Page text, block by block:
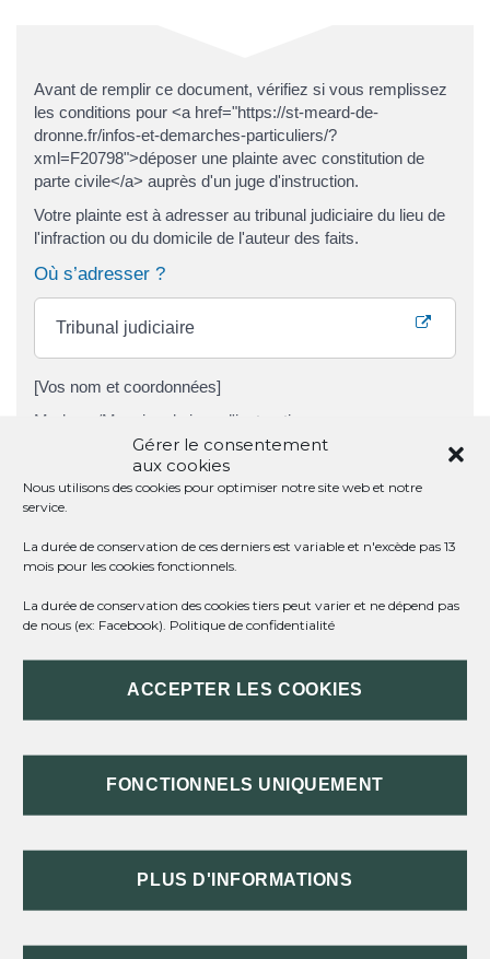
Gérer le consentement
aux cookies
Nous utilisons des cookies pour optimiser notre site web et notre
service.
La durée de conservation de ces derniers est variable et n'excède pas 13
mois pour les cookies fonctionnels.
La durée de conservation des cookies tiers peut varier et ne dépend pas
de nous (ex: Facebook). Politique de confidentialité
ACCEPTER LES COOKIES
FONCTIONNELS UNIQUEMENT
PLUS D'INFORMATIONS
Avant de remplir ce document, vérifiez si vous remplissez
les conditions pour <a href="https://st-meard-de-
dronne.fr/infos-et-demarches-particuliers/?
xml=F20798">déposer une plainte avec constitution de
parte civile</a> auprès d'un juge d'instruction.
Votre plainte est à adresser au tribunal judiciaire du lieu de
l'infraction ou du domicile de l'auteur des faits.
Où s’adresser ?
Tribunal judiciaire
[Vos nom et coordonnées]
Madame/Monsieur le juge d'instruction,
J'ai l'honneur par la présente de porter plainte avec
connaissez pas l'auteur des faits sinon indiquez les nom,
[donnez la qualification juridique de l'infraction si vous la
connaissez (vol, escroquerie, abus de confiance ...)].
[Détaillez ensuite les faits dont vous estimez être victime
en précisant notamment la date et le lieu des faits].
Vous trouverez ci-joint les justificatifs et témoignages
étayant ces affirmations.
[Si vous êtes dans le cas où une plainte simple préalable
La plainte simple adressée au procureur de la République
[conservez la mention utile :] a été classée sans suite le
Vous trouverez ci-joint les justificatifs.
Conformément à l'article 88 du code de procédure pénale,
juridiction. Cette somme doit être fixée en tenant compte de